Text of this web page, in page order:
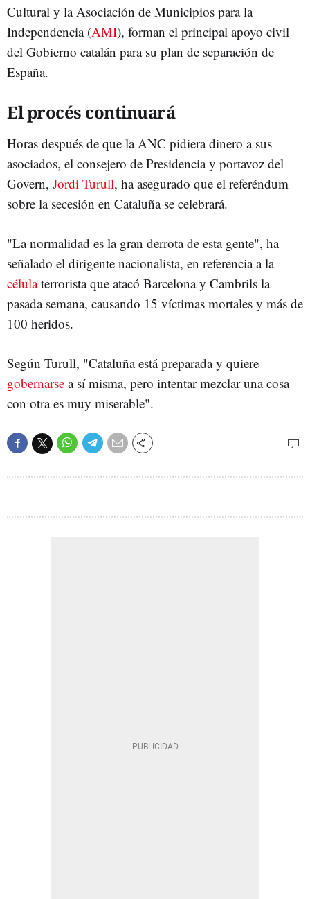
Cultural y la Asociación de Municipios para la
Independencia (AMI), forman el principal apoyo civil
del Gobierno catalán para su plan de separación de
España.
El procés continuará
Horas después de que la ANC pidiera dinero a sus
asociados, el consejero de Presidencia y portavoz del
Govern, Jordi Turull, ha asegurado que el referéndum
sobre la secesión en Cataluña se celebrará.
"La normalidad es la gran derrota de esta gente", ha
señalado el dirigente nacionalista, en referencia a la
célulaterrorista que atacó Barcelona y Cambrils la
pasada semana, causando 15 víctimas mortales y más de
100 heridos.
Según Turull, "Cataluña está preparada y quiere
gobernarse a sí misma, pero intentar mezclar una cosa
con otra es muy miserable".